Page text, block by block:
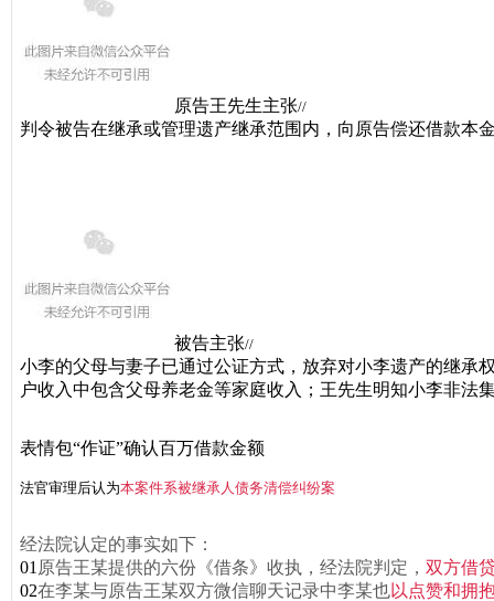
原告王先生主张//
判令被告在继承或管理遗产继承范围内，向原告偿还借款本
被告主张//
小李的父母与妻子已通过公证方式，放弃对小李遗产的继承
户收入中包含父母养老金等家庭收入；王先生明知小李非法
表情包“作证”确认百万借款金额
法官审理后认为本案件系被继承人债务清偿纠纷案
经法院认定的事实如下：
01 原告王某提供的六份《借条》收执，经法院判定， 双方借
02在李某与原告王某双方微信聊天记录中李某也以点赞和拥